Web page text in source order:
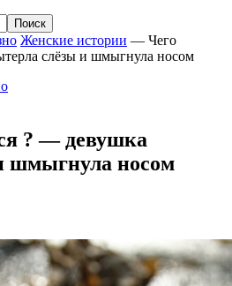
Женские истории — Чего
слёзы и шмыгнула носом
? — девушка
шмыгнула носом